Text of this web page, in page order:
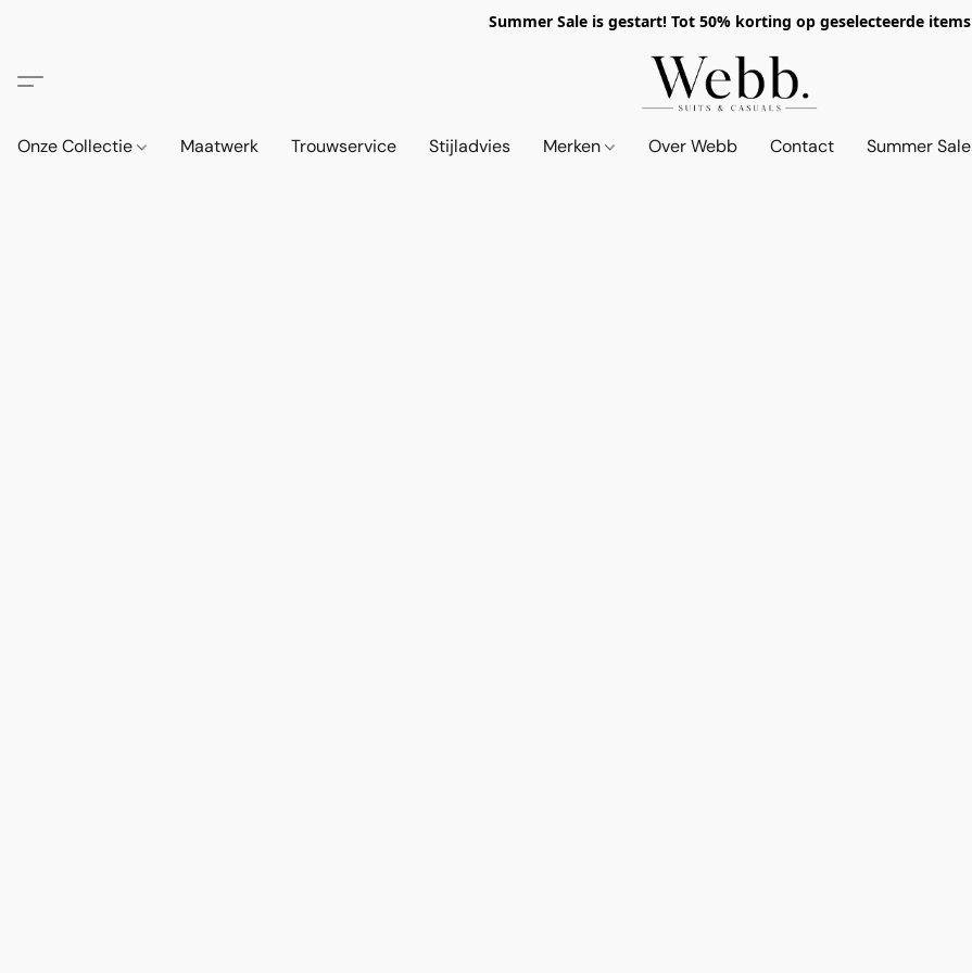
Summer Sale is gestart! Tot 50% korting op geselecteerde items
Onze Collectie Maatwerk Trouwservice Stijladvies Merken Over Webb Contact Summer Sale